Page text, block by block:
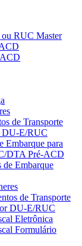
RUC Master
de Transporte
DU-E/RUC
Embarque para
DTA Pré-ACD
de Embarque
de Transporte
DU-E/RUC
Eletrônica
Formulário